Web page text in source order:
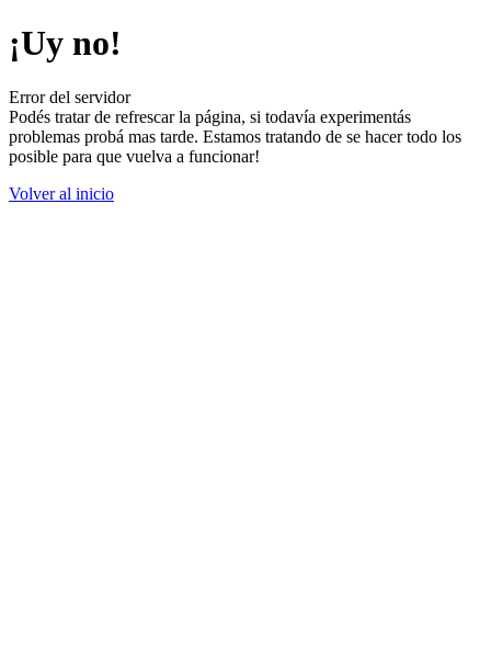
¡Uy no!
Error del servidor
Podés tratar de refrescar la página, si todavía experimentás
problemas probá mas tarde. Estamos tratando de se hacer todo los
posible para que vuelva a funcionar!
Volver al inicio